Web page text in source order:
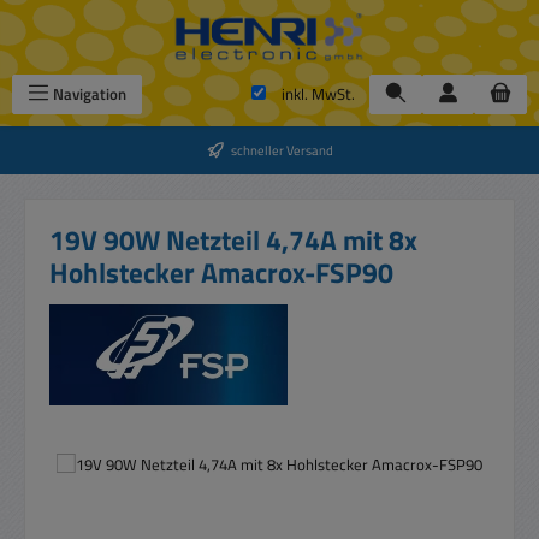
Zum Hauptinhalt springen
Navigation inkl. MwSt.
schneller Versand
19V 90W Netzteil 4,74A mit 8x
Hohlstecker Amacrox-FSP90
Bildergalerie überspringen